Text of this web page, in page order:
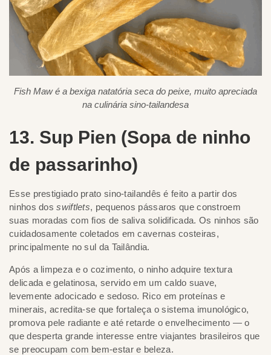
Fish Maw é a bexiga natatória seca do peixe, muito apreciada
na culinária sino-tailandesa
13. Sup Pien (Sopa de ninho
de passarinho)
Esse prestigiado prato sino-tailandês é feito a partir dos
ninhos dosswiftlets, pequenos pássaros que constroem
suas moradas com fios de saliva solidificada. Os ninhos são
cuidadosamente coletados em cavernas costeiras,
principalmente no sul da Tailândia.
Após a limpeza e o cozimento, o ninho adquire textura
delicada e gelatinosa, servido em um caldo suave,
levemente adocicado e sedoso. Rico em proteínas e
minerais, acredita-se que fortaleça o sistema imunológico,
promova pele radiante e até retarde o envelhecimento — o
que desperta grande interesse entre viajantes brasileiros que
se preocupam com bem-estar e beleza.